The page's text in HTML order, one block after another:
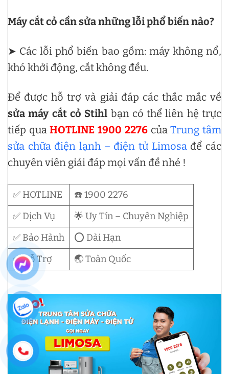
Máy cắt cỏ cần sửa những lỗi phổ biến nào?
➤ Các lỗi phổ biến bao gồm: máy không nổ,
khó khởi động, cắt không đều.
Để được hỗ trợ và giải đáp các thắc mắc về
sửa máy cắt cỏ Stihl bạn có thể liên hệ trực
tiếp quaHOTLINE 1900 2276củaTrung tâm
sửa chữa điện lạnh – điện tử Limosađể các
chuyên viên giải đáp mọi vấn đề nhé !
✅ HOTLINE
☎️ 1900 2276
✅ Dịch Vụ
🌟 Uy Tín – Chuyên Nghiệp
✅ Bảo Hành
⭕ Dài Hạn
✅ Hỗ Trợ
🌏 Toàn Quốc